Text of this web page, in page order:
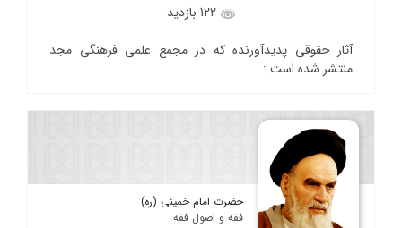
122 بازدید
آثار حقوقی پدیدآورنده که در مجمع علمی فرهنگی مجد
منتشر شده است :
حضرت امام خمینی (ره)
فقه و اصول فقه